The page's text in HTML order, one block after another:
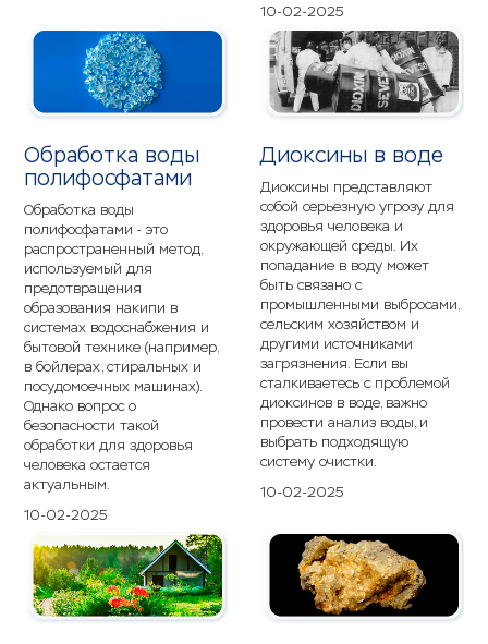
10-02-2025
Обработка воды
полифосфатами
Обработка воды
полифосфатами - это
распространенный метод,
используемый для
предотвращения
образования накипи в
системах водоснабжения и
бытовой технике (например,
в бойлерах, стиральных и
посудомоечных машинах).
Однако вопрос о
безопасности такой
обработки для здоровья
человека остается
актуальным.
10-02-2025
Диоксины в воде
Диоксины представляют
собой серьезную угрозу для
здоровья человека и
окружающей среды. Их
попадание в воду может
быть связано с
промышленными выбросами,
сельским хозяйством и
другими источниками
загрязнения. Если вы
сталкиваетесь с проблемой
диоксинов в воде, важно
провести анализ воды, и
выбрать подходящую
систему очистки.
10-02-2025